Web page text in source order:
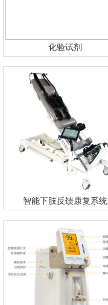
化验试剂
智能下肢反馈康复系统